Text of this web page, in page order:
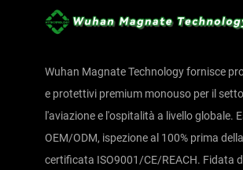
Wuhan Magnate Technology fornisce
e protettivi premium monouso per il
l'aviazione e l'ospitalità a livello globale.
OEM/ODM, ispezione al 100% prima
certificata ISO9001/CE/REACH. Fidata